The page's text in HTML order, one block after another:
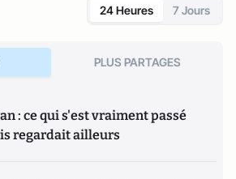
24 Heures 7 Jours
PLUS PARTAGES
: ce qui s'est vraiment passé
regardait ailleurs